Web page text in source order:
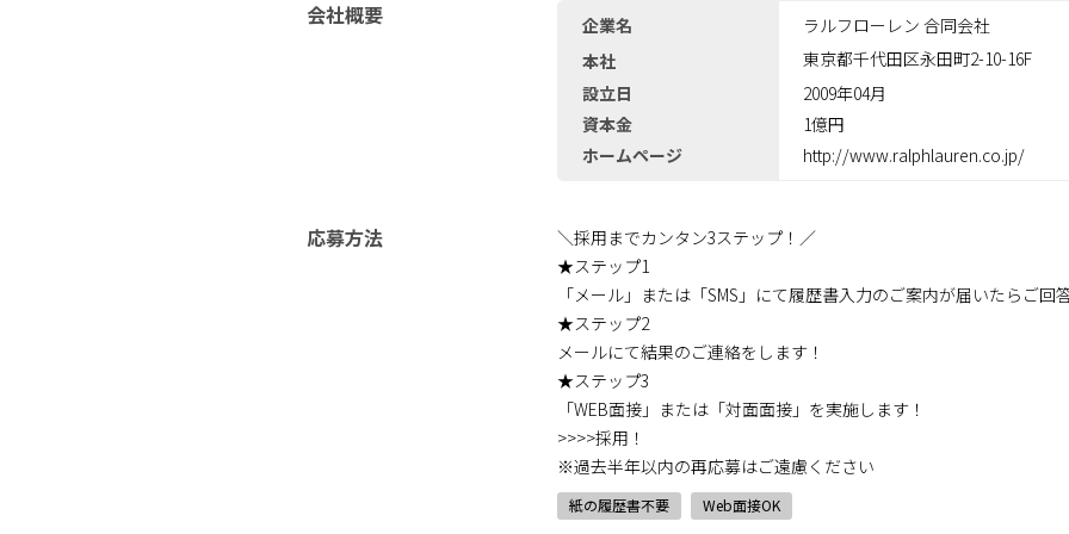
会社概要 企業名
ラルフローレン 合同会社
本社
東京都千代田区永田町2-10-16F
設立日
2009年04月
資本金
1億円
ホームページ
http://www.ralphlauren.co.jp/
応募方法
＼採用までカンタン3ステップ！／
★ステップ1
「メール」または「SMS」にて履歴書入力のご案内が届いたらご回
★ステップ2
メールにて結果のご連絡をします！
★ステップ3
「WEB面接」または「対面面接」を実施します！
>>>>採用！
※過去半年以内の再応募はご遠慮ください
紙の履歴書不要 Web面接OK